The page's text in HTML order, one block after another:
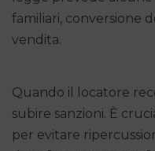
familiari, conversione
vendita.
Quando il locatore
subire sanzioni. È
per evitare